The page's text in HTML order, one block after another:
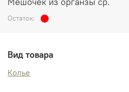
Остаток:
Вид товара
Колье